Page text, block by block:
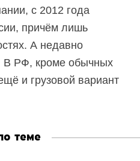
с 2012 года
причём лишь
А недавно
В РФ, кроме обычных
и грузовой вариант
теме